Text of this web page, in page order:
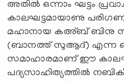
അതില്‍ ഒന്നാം ഘട്ടം
കാലഘട്ടമായാണു
മഹാനായ കഅ്ബ് ബിനു
(ബാനത്ത് സുആദ്) എന്ന
സമാഹാരമാണ് ഈ
പദ്യസാഹിത്യത്തില്‍